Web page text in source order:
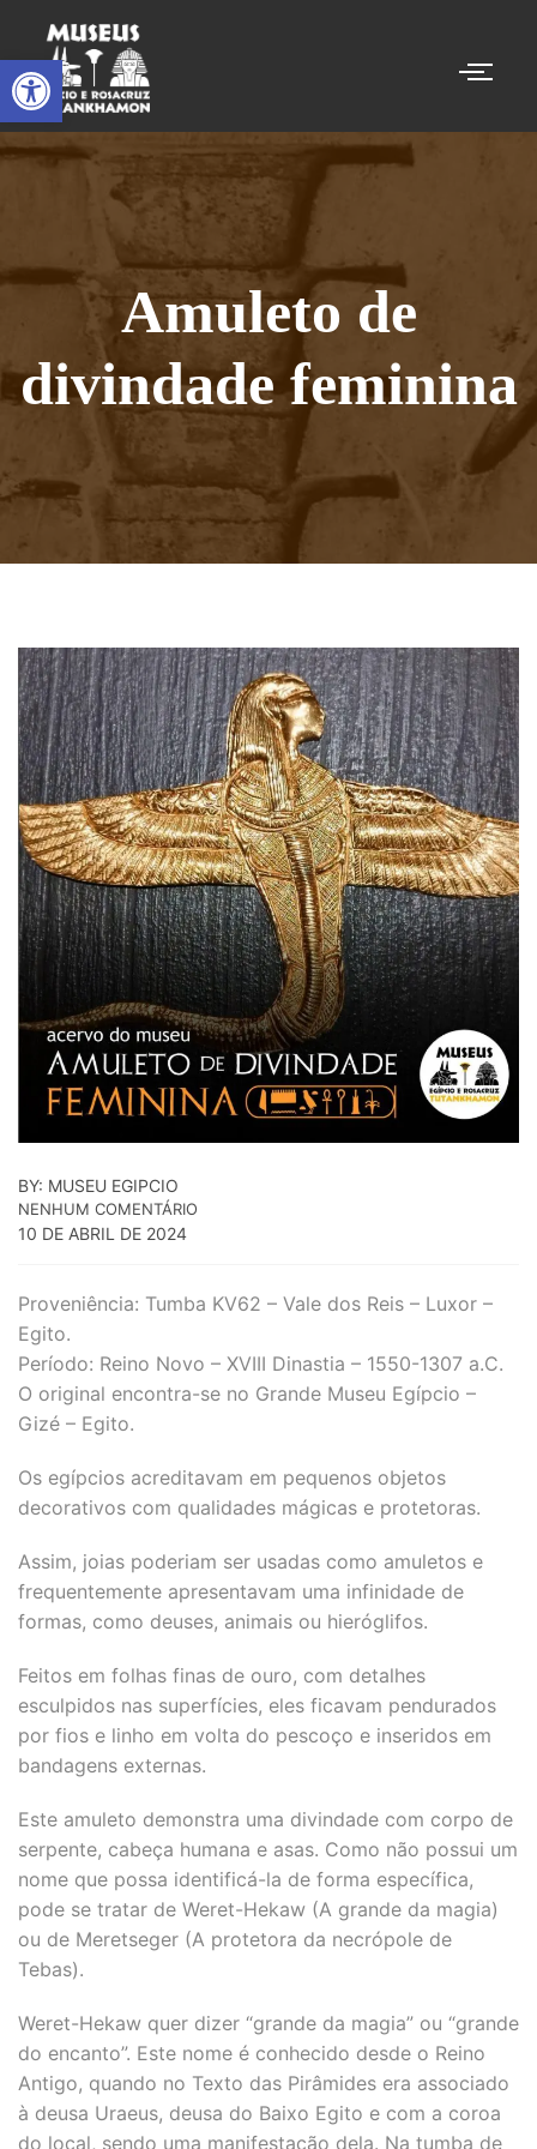
Amuleto de
divindade feminina
BY: MUSEU EGIPCIO
NENHUM COMENTÁRIO
10 DE ABRIL DE 2024
Proveniência: Tumba KV62 – Vale dos Reis – Luxor –
Egito.
Período: Reino Novo – XVIII Dinastia – 1550-1307 a.C.
O original encontra-se no Grande Museu Egípcio –
Gizé – Egito.
Os egípcios acreditavam em pequenos objetos
decorativos com qualidades mágicas e protetoras.
Assim, joias poderiam ser usadas como amuletos e
frequentemente apresentavam uma infinidade de
formas, como deuses, animais ou hieróglifos.
Feitos em folhas finas de ouro, com detalhes
esculpidos nas superfícies, eles ficavam pendurados
por fios e linho em volta do pescoço e inseridos em
bandagens externas.
Este amuleto demonstra uma divindade com corpo de
serpente, cabeça humana e asas. Como não possui um
nome que possa identificá-la de forma específica,
pode se tratar de Weret-Hekaw (A grande da magia)
ou de Meretseger (A protetora da necrópole de
Tebas).
Weret-Hekaw quer dizer “grande da magia” ou “grande
do encanto”. Este nome é conhecido desde o Reino
Antigo, quando no Texto das Pirâmides era associado
à deusa Uraeus, deusa do Baixo Egito e com a coroa
do local, sendo uma manifestação dela. Na tumba de
Abrir a barra de ferramentas